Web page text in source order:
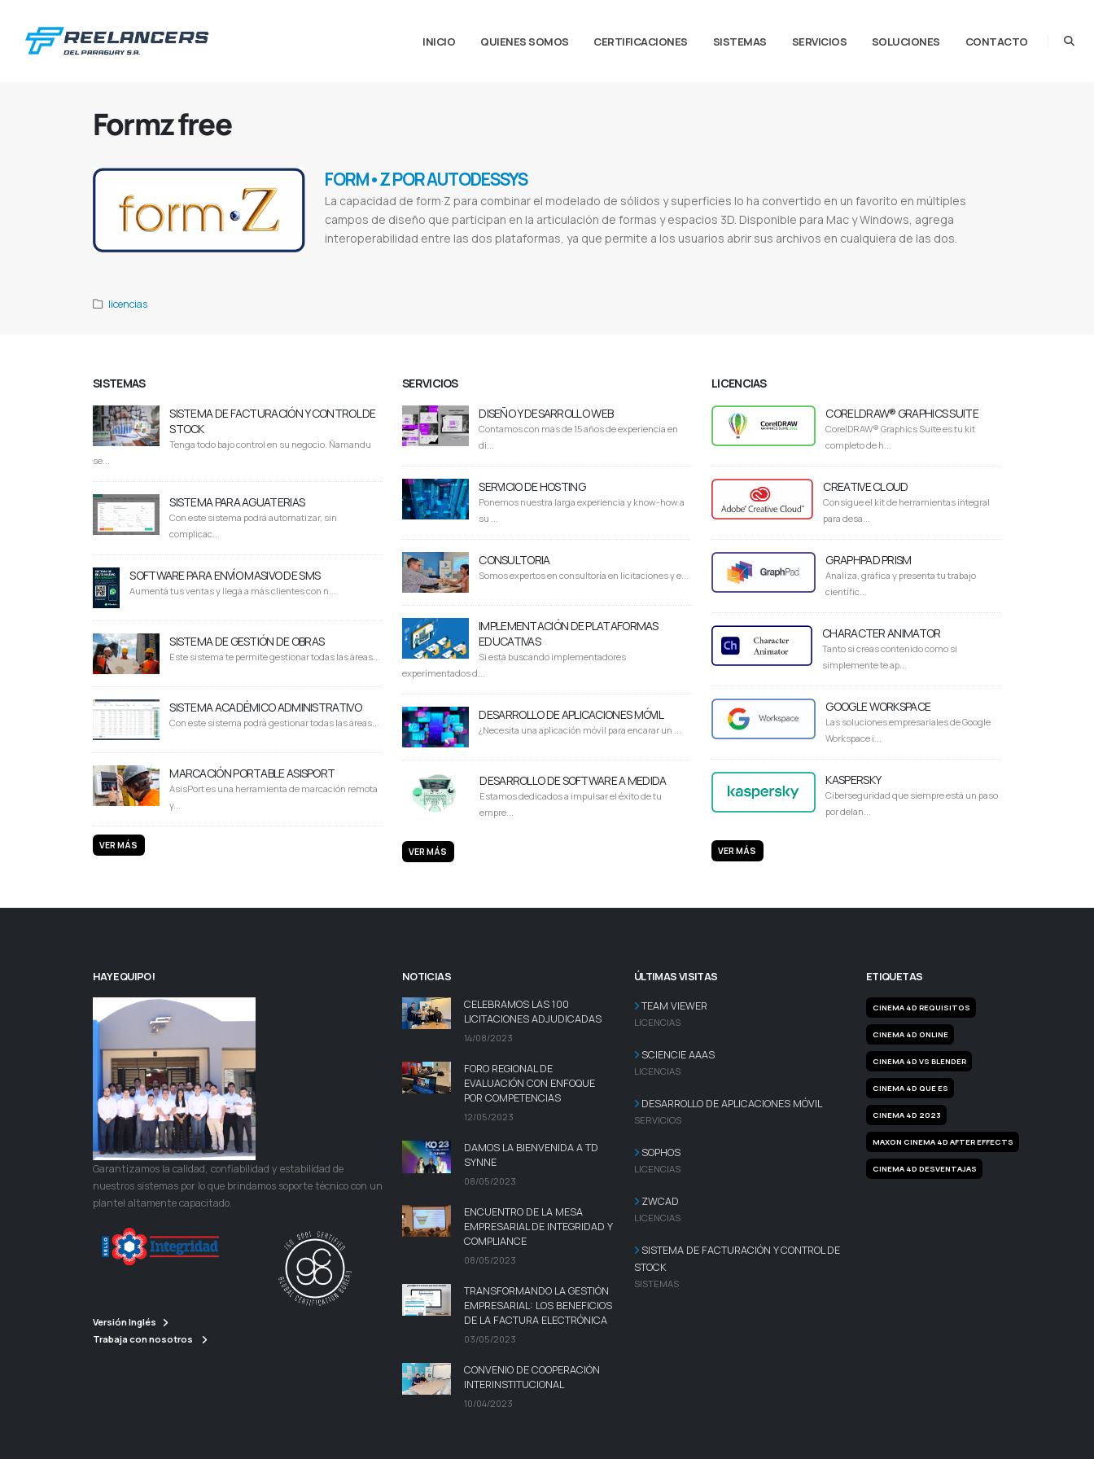
INICIO QUIENES SOMOS CERTIFICACIONES SISTEMAS SERVICIOS SOLUCIONES CONTACTO
Formz free
FORM•Z POR AUTODESSYS
La capacidad de form·Z para combinar el modelado de sólidos y superficies lo ha convertido en un favorito en múltiples
campos de diseño que participan en la articulación de formas y espacios 3D. Disponible para Mac y Windows, agrega
interoperabilidad entre las dos plataformas, ya que permite a los usuarios abrir sus archivos en cualquiera de las dos.
licencias
SISTEMAS
SISTEMA DE FACTURACIÓN Y CONTROL DE
STOCK
Tenga todo bajo control en su negocio. Ñamandu
se...
SISTEMA PARA AGUATERIAS
Con este sistema podrá automatizar, sin
complicac...
SOFTWARE PARA ENVÍO MASIVO DE SMS
Aumentá tus ventas y llegá a más clientes con n...
SISTEMA DE GESTIÓN DE OBRAS
Este sistema te permite gestionar todas las áreas...
SISTEMA ACADÉMICO ADMINISTRATIVO
Con este sistema podrá gestionar todas las áreas...
MARCACIÓN PORTABLE ASISPORT
AsisPort es una herramienta de marcación remota
y...
VER MÁS
SERVICIOS
DISEÑO Y DESARROLLO WEB
Contamos con más de 15 años de experiencia en
di...
SERVICIO DE HOSTING
Ponemos nuestra larga experiencia y know-how a
su ...
CONSULTORIA
Somos expertos en consultoría en licitaciones y e...
IMPLEMENTACIÓN DE PLATAFORMAS
EDUCATIVAS
Si está buscando implementadores
experimentados d...
DESARROLLO DE APLICACIONES MÓVIL
¿Necesita una aplicación móvil para encarar un ...
DESARROLLO DE SOFTWARE A MEDIDA
Estamos dedicados a impulsar el éxito de tu
empre...
VER MÁS
LICENCIAS
CORELDRAW® GRAPHICS SUITE
CorelDRAW® Graphics Suite es tu kit
completo de h...
CREATIVE CLOUD
Consigue el kit de herramientas integral
para desa...
GRAPHPAD PRISM
Analiza, gráfica y presenta tu trabajo
científic...
CHARACTER ANIMATOR
Tanto si creas contenido como si
simplemente te ap...
GOOGLE WORKSPACE
Las soluciones empresariales de Google
Workspace i...
KASPERSKY
Ciberseguridad que siempre está un paso
por delan...
VER MÁS
HAY EQUIPO!
Garantizamos la calidad, confiabilidad y estabilidad de
nuestros sistemas por lo que brindamos soporte técnico con un
plantel altamente capacitado.
Versión Inglés
Trabaja con nosotros
NOTICIAS
CELEBRAMOS LAS 100
LICITACIONES ADJUDICADAS
14/08/2023
FORO REGIONAL DE
EVALUACIÓN CON ENFOQUE
POR COMPETENCIAS
12/05/2023
DAMOS LA BIENVENIDA A TD
SYNNE
08/05/2023
ENCUENTRO DE LA MESA
EMPRESARIAL DE INTEGRIDAD Y
COMPLIANCE
08/05/2023
TRANSFORMANDO LA GESTIÓN
EMPRESARIAL: LOS BENEFICIOS
DE LA FACTURA ELECTRÓNICA
03/05/2023
CONVENIO DE COOPERACIÓN
INTERINSTITUCIONAL
10/04/2023
ÚLTIMAS VISITAS
TEAM VIEWER
LICENCIAS
SCIENCIE AAAS
LICENCIAS
DESARROLLO DE APLICACIONES MÓVIL
SERVICIOS
SOPHOS
LICENCIAS
ZWCAD
LICENCIAS
SISTEMA DE FACTURACIÓN Y CONTROL DE
STOCK
SISTEMAS
ETIQUETAS
CINEMA 4D REQUISITOS
CINEMA 4D ONLINE
CINEMA 4D VS BLENDER
CINEMA 4D QUE ES
CINEMA 4D 2023
MAXON CINEMA 4D AFTER EFFECTS
CINEMA 4D DESVENTAJAS